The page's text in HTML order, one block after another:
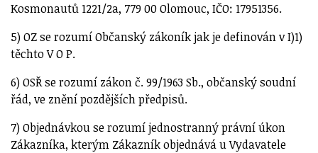
Kosmonautů 1221/2a, 779 00 Olomouc, IČO: 17951356.
5) OZ se rozumí Občanský zákoník jak je definován v I)1)
těchto V O P.
6) OSŘ se rozumí zákon č. 99/1963 Sb., občanský soudní
řád, ve znění pozdějších předpisů.
7) Objednávkou se rozumí jednostranný právní úkon
Zákazníka, kterým Zákazník objednává u Vydavatele